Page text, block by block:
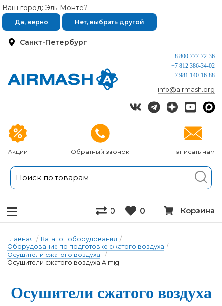
Санкт-Петербург
Ваш город: Эль-Монте?
Да, верно Нет, выбрать другой
Акции Обратный звонок Написать нам
8 800 777-72-36
+7 812 386-34-02
+7 981 140-16-88
info@airmash.org
0 0 Корзина
Главная / Каталог оборудования /
Оборудование по подготовке сжатого воздуха /
Осушители сжатого воздуха
/
Осушители сжатого воздуха Almig
Осуши­те­ли сжа­то­го воз­ду­ха